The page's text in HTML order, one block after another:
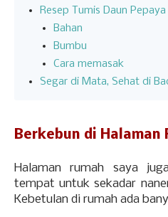
Resep Tumis Daun Pepaya
Bahan
Bumbu
Cara memasak
Segar di Mata, Sehat di
Berkebun di Halaman
Halaman rumah saya
tempat untuk sekadar
Kebetulan di rumah ada